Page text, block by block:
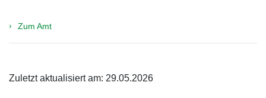
Zum Amt
Zuletzt aktualisiert am: 29.05.2026